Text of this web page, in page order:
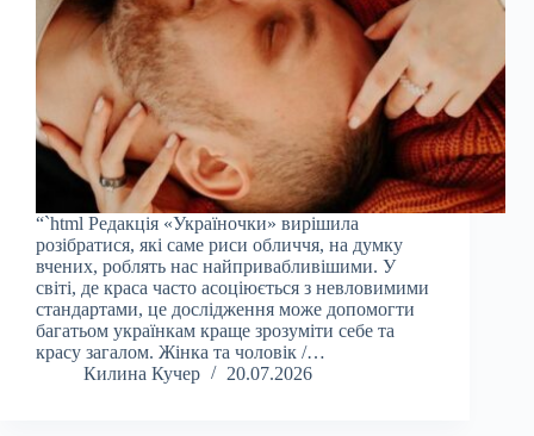
“`html Редакція «Україночки» вирішила
розібратися, які саме риси обличчя, на думку
вчених, роблять нас найпривабливішими. У
світі, де краса часто асоціюється з невловимими
стандартами, це дослідження може допомогти
багатьом українкам краще зрозуміти себе та
красу загалом. Жінка та чоловік /…
Килина Кучер
20.07.2026